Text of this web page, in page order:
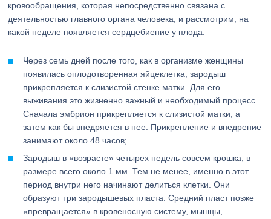
кровообращения, которая непосредственно связана с
деятельностью главного органа человека, и рассмотрим, на
какой неделе появляется сердцебиение у плода:
Через семь дней после того, как в организме женщины
появилась оплодотворенная яйцеклетка, зародыш
прикрепляется к слизистой стенке матки. Для его
выживания это жизненно важный и необходимый процесс.
Сначала эмбрион прикрепляется к слизистой матки, а
затем как бы внедряется в нее. Прикрепление и внедрение
занимают около 48 часов;
Зародыш в «возрасте» четырех недель совсем крошка, в
размере всего около 1 мм. Тем не менее, именно в этот
период внутри него начинают делиться клетки. Они
образуют три зародышевых пласта. Средний пласт позже
«превращается» в кровеносную систему, мышцы,